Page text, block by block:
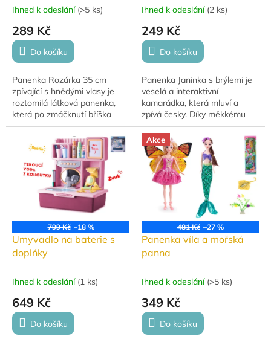
Ihned k odeslání (>5 ks)
289 Kč
Do košíku
Panenka Rozárka 35 cm
zpívající s hnědými vlasy je
roztomilá látková panenka,
která po zmáčknutí bříška
zpívá a mluví.
Ihned k odeslání (2 ks)
249 Kč
Do košíku
Panenka Janinka s brýlemi je
veselá a interaktivní
kamarádka, která mluví a
zpívá česky. Díky měkkému
látkovému tělíčku, stylovým
brýlím a roztomilým šatičkám
je ideální na...
799 Kč –18 %
Umyvadlo na baterie s
doplńky
Ihned k odeslání (1 ks)
649 Kč
Do košíku
Akce
481 Kč –27 %
Panenka víla a mořská
panna
Ihned k odeslání (>5 ks)
349 Kč
Do košíku